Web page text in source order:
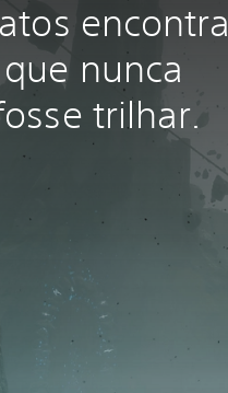
encontra
nunca
trilhar.